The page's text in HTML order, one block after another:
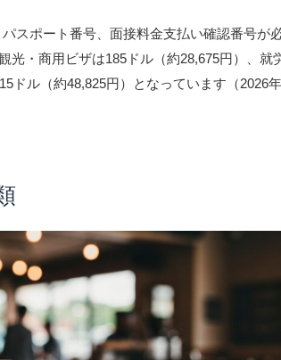
スポート番号、面接料金支払い確認番号が
光・商用ビザは185ドル（約28,675円）、就
ドル（約48,825円）となっています（2026